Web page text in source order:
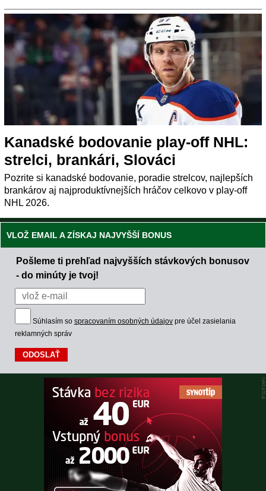
Kanadské bodovanie play-off NHL:
strelci, brankári, Slováci
Pozrite si kanadské bodovanie, poradie strelcov, najlepších
brankárov aj najproduktívnejších hráčov celkovo v play-off
NHL 2026.
VLOŽ EMAIL A ZÍSKAJ NAJVYŠŠÍ BONUS
Pošleme ti prehľad najvyšších stávkových bonusov
- do minúty je tvoj!
Súhlasím so spracovaním osobných údajov pre účel zasielania
reklamných správ